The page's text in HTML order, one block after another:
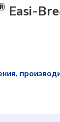
Easi-